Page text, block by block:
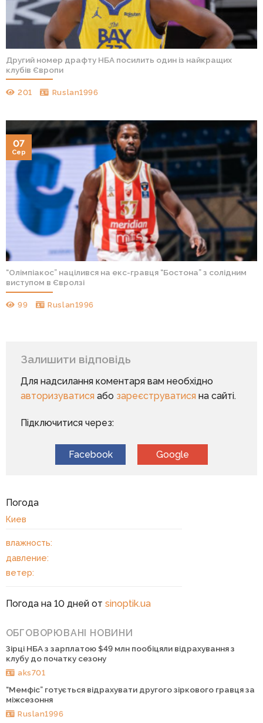
Другий номер драфту НБА посилить один із найкращих
клубів Європи
201 Ruslan1996
“Олімпіакос” націлився на екс-гравця “Бостона” з солідним
виступом в Євролзі
99 Ruslan1996
07
Сер
Залишити відповідь
Для надсилання коментаря вам необхідно
авторизуватисяабо зареєструватисяна сайті.
Підключитися через:
Facebook Google
Погода
Киев
влажность:
давление:
ветер:
Погода на 10 дней от sinoptik.ua
ОБГОВОРЮВАНІ НОВИНИ
Зірці НБА з зарплатою $49 млн пообіцяли відрахування з
клубу до початку сезону
aks701
“Мемфіс” готується відрахувати другого зіркового гравця за
міжсезоння
Ruslan1996